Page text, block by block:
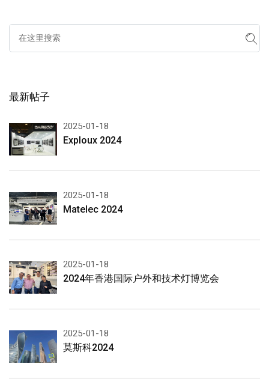
最新帖子
2025-01-18
Exploux 2024
2025-01-18
Matelec 2024
2025-01-18
2024年香港国际户外和技术灯博览会
2025-01-18
莫斯科2024